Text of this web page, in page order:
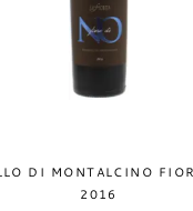
WIJN
DI MONTALCINO
2016